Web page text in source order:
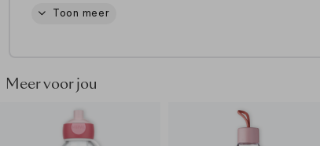
- Inhoud: 500 ml of 700 ml
- Kan in de vaatwasser op max. 60 graden
- Ook geschikt voor koolzuurhoudende dranken
Toon meer
Meer voor jou